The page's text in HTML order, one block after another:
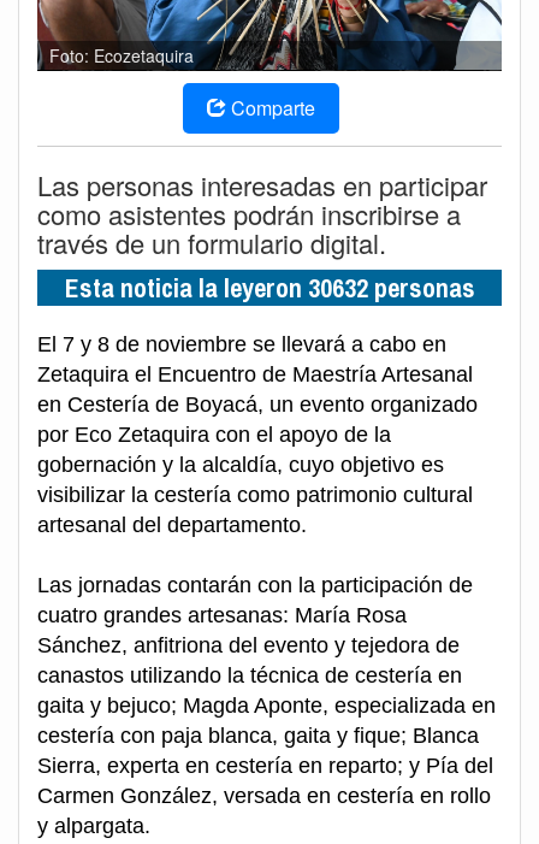
Foto: Ecozetaquira
Comparte
Las personas interesadas en participar
como asistentes podrán inscribirse a
través de un formulario digital.
Esta noticia la leyeron 30632 personas
El 7 y 8 de noviembre se llevará a cabo en
Zetaquira el Encuentro de Maestría Artesanal
en Cestería de Boyacá, un evento organizado
por Eco Zetaquira con el apoyo de la
gobernación y la alcaldía, cuyo objetivo es
visibilizar la cestería como patrimonio cultural
artesanal del departamento.
Las jornadas contarán con la participación de
cuatro grandes artesanas: María Rosa
Sánchez, anfitriona del evento y tejedora de
canastos utilizando la técnica de cestería en
gaita y bejuco; Magda Aponte, especializada en
cestería con paja blanca, gaita y fique; Blanca
Sierra, experta en cestería en reparto; y Pía del
Carmen González, versada en cestería en rollo
y alpargata.